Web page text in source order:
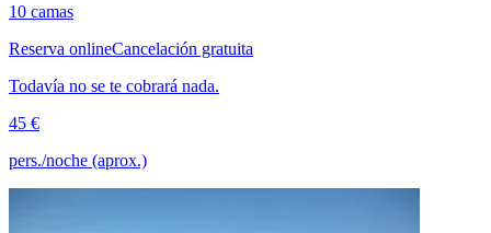
10 camas
Reserva onlineCancelación gratuita
Todavía no se te cobrará nada.
45 €
pers./noche (aprox.)